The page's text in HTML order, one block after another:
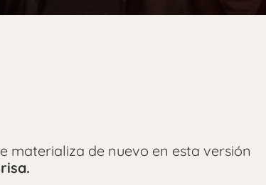
materializa de nuevo en esta versión